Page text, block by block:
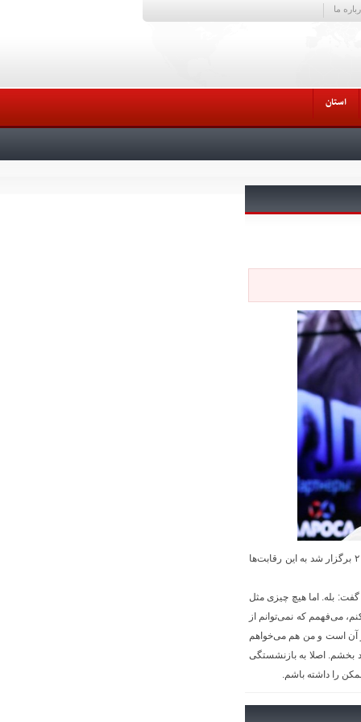
ما
استان
به نقل از خبرگزاری تاس، ولاسوف نتوانست در بازی‌های المپیک توکیو که در تابستان ۲۰۲۱ برگزار شد به این رقابت‌ها
بله. اما هیچ چیزی مثل
می‌فهمم که نمی‌توانم از
آن است و من هم می‌خواهم
بخشم. اصلا به بازنشستگی
را داشته باشم.